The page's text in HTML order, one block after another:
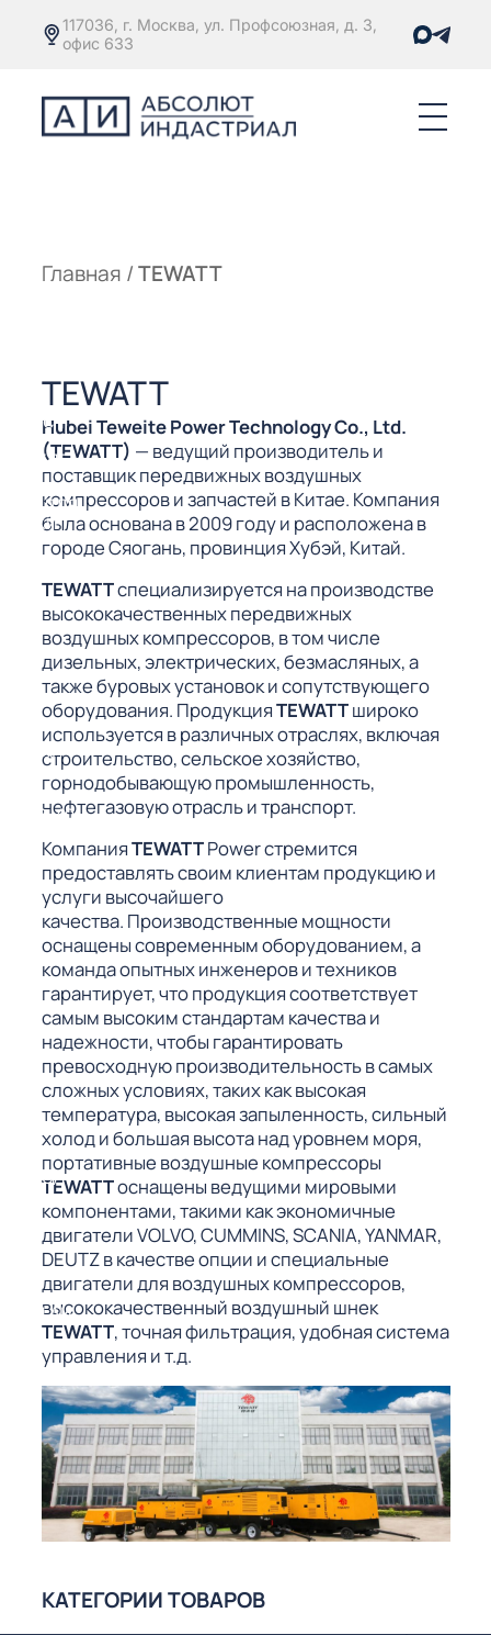
117036, г. Москва, ул. Профсоюзная, д. 3,
офис 633
Главная /TEWATT
TEWATT
Hubei Teweite Power Technology Co., Ltd.
(TEWATT) — ведущий производитель и
поставщик передвижных воздушных
компрессоров и запчастей в Китае. Компания
была основана в 2009 году и расположена в
городе Сяогань, провинция Хубэй, Китай.
TEWATTспециализируется на производстве
высококачественных передвижных
воздушных компрессоров, в том числе
дизельных, электрических, безмасляных, а
также буровых установок и сопутствующего
оборудования. ПродукцияTEWATTшироко
используется в различных отраслях, включая
строительство, сельское хозяйство,
горнодобывающую промышленность,
нефтегазовую отрасль и транспорт.
КомпанияTEWATTPower стремится
предоставлять своим клиентам продукцию и
услуги высочайшего
качества. Производственные мощности
оснащены современным оборудованием, а
команда опытных инженеров и техников
гарантирует, что продукция соответствует
самым высоким стандартам качества и
надежности, чтобы гарантировать
превосходную производительность в самых
сложных условиях, таких как высокая
температура, высокая запыленность, сильный
холод и большая высота над уровнем моря,
портативные воздушные компрессоры
TEWATTоснащены ведущими мировыми
компонентами, такими как экономичные
двигатели VOLVO, CUMMINS, SCANIA, YANMAR,
DEUTZ в качестве опции и специальные
двигатели для воздушных компрессоров,
высококачественный воздушный шнек
TEWATT, точная фильтрация, удобная система
управления и т.д.
КАТЕГОРИИ ТОВАРОВ
С
ДЛЯ
РЕЗКИ
(3-40
(МКС)
АИ